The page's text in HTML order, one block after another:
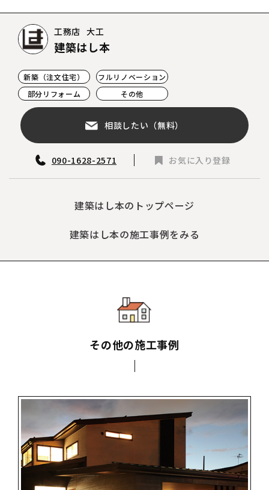
工務店 大工
建築はし本
新築（注文住宅）
フルリノベーション
部分リフォーム
その他
相談したい（無料）
090-1628-2571 お気に入り登録
建築はし本のトップページ
建築はし本の施工事例をみる
その他の施工事例